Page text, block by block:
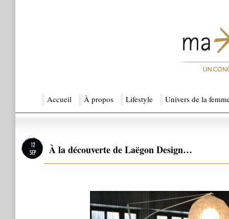
Ma Sérendipité
Aller au contenu principal
Aller au contenu secondaire
Accueil À propos Lifestyle Univers de la
12
SEP
À la découverte de Laëgon Design…